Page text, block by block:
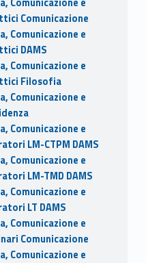
Comunicazione
Comunicazione e
DAMS
Comunicazione e
Filosofia
Comunicazione e
Comunicazione e
LM-CTPM DAMS
Comunicazione e
LM-TMD DAMS
Comunicazione e
LT DAMS
Comunicazione e
Comunicazione
Comunicazione e